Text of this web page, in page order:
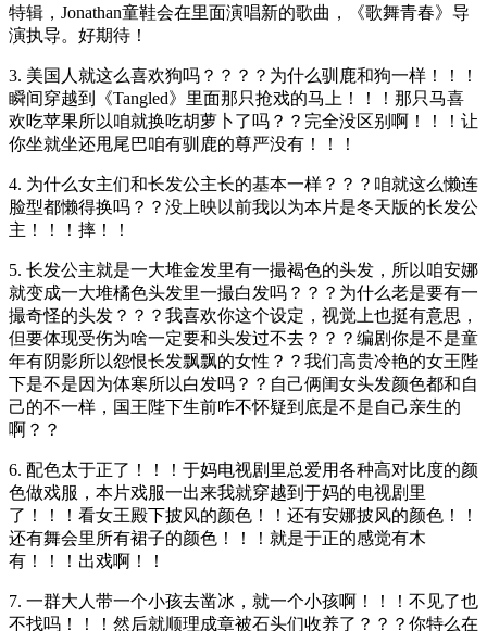
特辑，Jonathan童鞋会在里面演唱新的歌曲，《歌舞青春》导
演执导。好期待！
3. 美国人就这么喜欢狗吗？？？？为什么驯鹿和狗一样！！！
瞬间穿越到《Tangled》里面那只抢戏的马上！！！那只马喜
欢吃苹果所以咱就换吃胡萝卜了吗？？完全没区别啊！！！让
你坐就坐还甩尾巴咱有驯鹿的尊严没有！！！
4. 为什么女主们和长发公主长的基本一样？？？咱就这么懒连
脸型都懒得换吗？？没上映以前我以为本片是冬天版的长发公
主！！！摔！！
5. 长发公主就是一大堆金发里有一撮褐色的头发，所以咱安娜
就变成一大堆橘色头发里一撮白发吗？？？为什么老是要有一
撮奇怪的头发？？？我喜欢你这个设定，视觉上也挺有意思，
但要体现受伤为啥一定要和头发过不去？？？编剧你是不是童
年有阴影所以怨恨长发飘飘的女性？？我们高贵冷艳的女王陛
下是不是因为体寒所以白发吗？？自己俩闺女头发颜色都和自
己的不一样，国王陛下生前咋不怀疑到底是不是自己亲生的
啊？？
6. 配色太于正了！！！于妈电视剧里总爱用各种高对比度的颜
色做戏服，本片戏服一出来我就穿越到于妈的电视剧里
了！！！看女王殿下披风的颜色！！还有安娜披风的颜色！！
还有舞会里所有裙子的颜色！！！就是于正的感觉有木
有！！！出戏啊！！
7. 一群大人带一个小孩去凿冰，就一个小孩啊！！！不见了也
不找吗！！！然后就顺理成章被石头们收养了？？？你特么在